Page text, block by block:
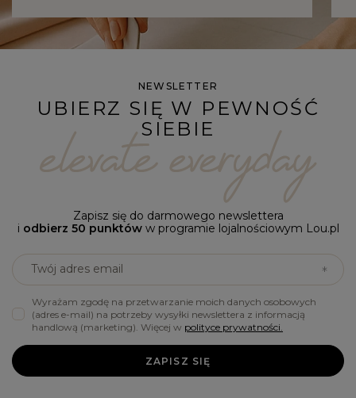
NEWSLETTER
UBIERZ SIĘ W PEWNOŚĆ
SIEBIE
Zapisz się do darmowego newslettera
i odbierz 50 punktóww programie lojalnościowym Lou.pl
Twój adres email
Wyrażam zgodę na przetwarzanie moich danych osobowych
(adres e-mail) na potrzeby wysyłki newslettera z informacją
handlową (marketing). Więcej w polityce prywatności.
ZAPISZ SIĘ